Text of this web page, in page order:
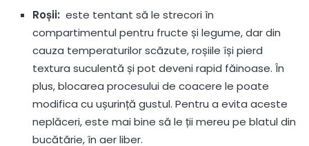
Roșii: este tentant să le strecori în
compartimentul pentru fructe și legume, dar din
cauza temperaturilor scăzute, roșiile își pierd
textura suculentă și pot deveni rapid făinoase. În
plus, blocarea procesului de coacere le poate
modifica cu ușurință gustul. Pentru a evita aceste
neplăceri, este mai bine să le ții mereu pe blatul din
bucătărie, în aer liber.